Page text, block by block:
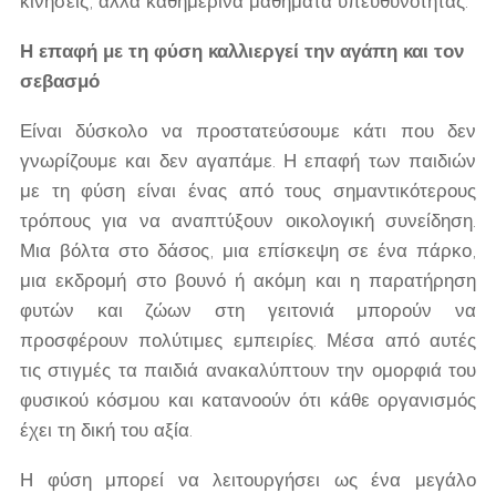
Η επαφή με τη φύση καλλιεργεί την αγάπη και τον
σεβασμό
Είναι δύσκολο να προστατεύσουμε κάτι που δεν
γνωρίζουμε και δεν αγαπάμε. Η επαφή των παιδιών
με τη φύση είναι ένας από τους σημαντικότερους
τρόπους για να αναπτύξουν οικολογική συνείδηση.
Μια βόλτα στο δάσος, μια επίσκεψη σε ένα πάρκο,
μια εκδρομή στο βουνό ή ακόμη και η παρατήρηση
φυτών και ζώων στη γειτονιά μπορούν να
προσφέρουν πολύτιμες εμπειρίες. Μέσα από αυτές
τις στιγμές τα παιδιά ανακαλύπτουν την ομορφιά του
φυσικού κόσμου και κατανοούν ότι κάθε οργανισμός
έχει τη δική του αξία.
Η φύση μπορεί να λειτουργήσει ως ένα μεγάλο